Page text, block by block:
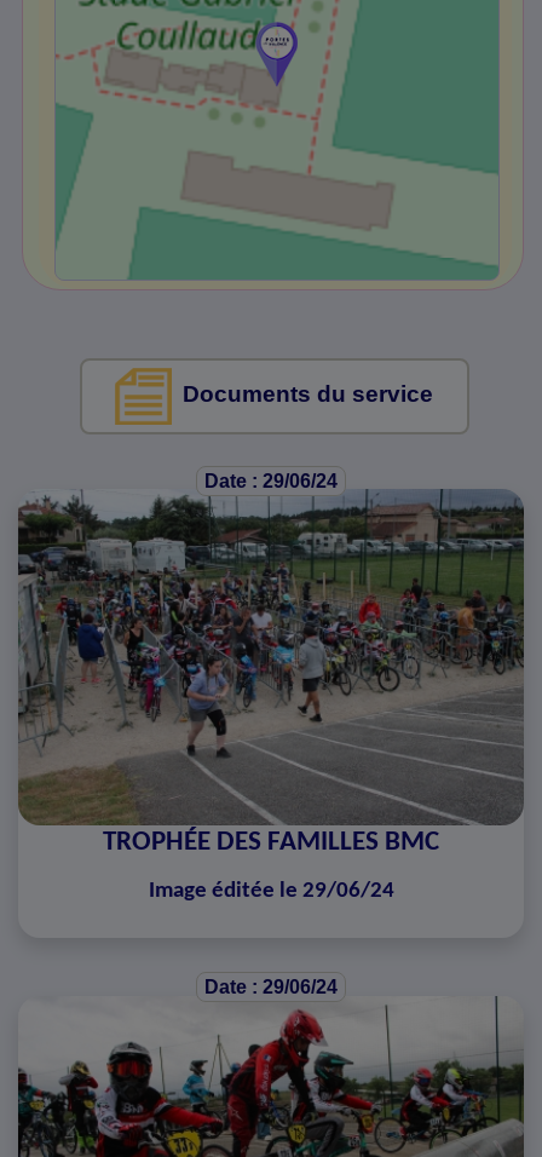
Documents du service
Date : 29/06/24
TROPHÉE DES FAMILLES BMC
Image éditée le 29/06/24
Date : 29/06/24